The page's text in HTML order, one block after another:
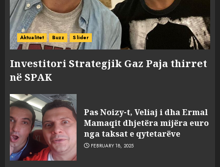
Aktualitet Buzz Slider
Investitori Strategjik Gaz Paja thirret
në SPAK
Pas Noizy-t, Veliaj i dha Ermal
Mamaqit dhjetëra mijëra euro
nga taksat e qytetarëve
FEBRUARY 18, 2025